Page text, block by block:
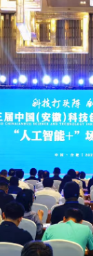
訊程式賬戶
境產品 便利灣